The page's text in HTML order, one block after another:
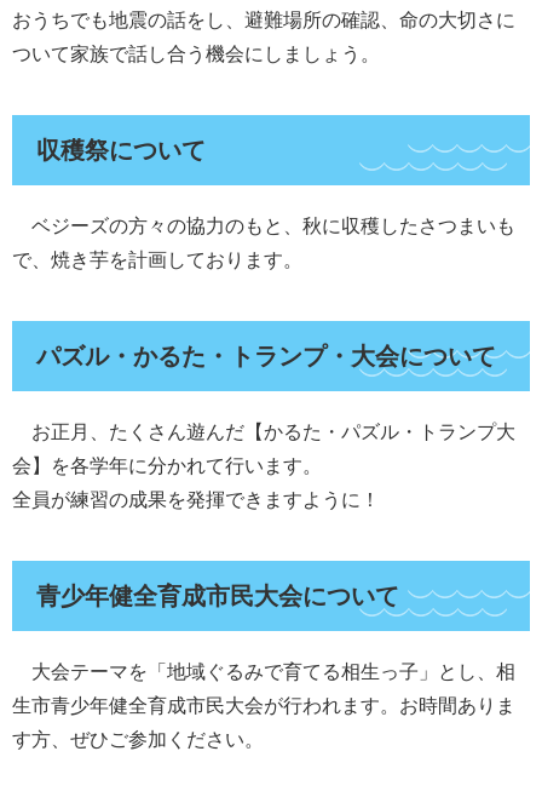
おうちでも地震の話をし、避難場所の確認、命の大切さに
ついて家族で話し合う機会にしましょう。
収穫祭について
ベジーズの方々の協力のもと、秋に収穫したさつまいも
で、焼き芋を計画しております。
パズル・かるた・トランプ・大会について
お正月、たくさん遊んだ【かるた・パズル・トランプ大
会】を各学年に分かれて行います。
全員が練習の成果を発揮できますように！
青少年健全育成市民大会について
大会テーマを「地域ぐるみで育てる相生っ子」とし、相
生市青少年健全育成市民大会が行われます。お時間ありま
す方、ぜひご参加ください。